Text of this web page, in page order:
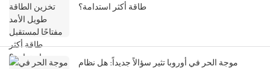
طاقة أكثر استدامة؟
موجة الحر في أوروبا تثير سؤالاً جديداً: هل نظام